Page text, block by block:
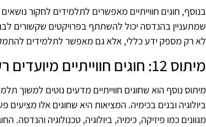
בנוסף, חוגים חווייתיים מאפשרים לתלמידים לחקור
שמתעניין בהנדסה יכול להשתתף בפרויקטים שקשורים
לא רק מספק ידע כללי, אלא גם מאפשר לתלמידים
מיתוס 12: חוגים חווייתיים מיועדים רק לבנות או בנים
מיתוס נוסף הוא שחוגים חווייתיים מדעים נוטים למשוך
ביולוגיה ובנים בכימיה. המציאות היא שחוגים אלו
מגוונים כמו פיזיקה, כימיה, ביולוגיה, טכנולוגיה